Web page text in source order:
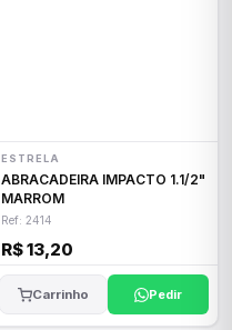
ESTRELA
ABRACADEIRA IMPACTO 1.1/2"
MARROM
Ref: 2414
R$ 13,20
Carrinho Pedir